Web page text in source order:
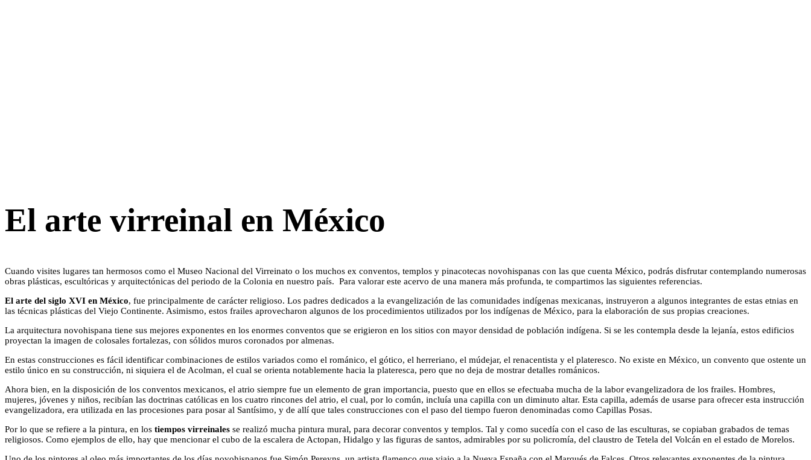
El arte virreinal en México
Cuando visites lugares tan hermosos como el Museo Nacional del Virreinato o los muchos ex conventos, templos y pinacotecas novohispanas con las que cuenta México, podrás disfrutar contemplando numerosas
obras plásticas, escultóricas y arquitectónicas del periodo de la Colonia en nuestro país. Para valorar este acervo de una manera más profunda, te compartimos las siguientes referencias.
El arte del siglo XVI en México, fue principalmente de carácter religioso. Los padres dedicados a la evangelización de las comunidades indígenas mexicanas, instruyeron a algunos integrantes de estas etnias en
las técnicas plásticas del Viejo Continente. Asimismo, estos frailes aprovecharon algunos de los procedimientos utilizados por los indígenas de México, para la elaboración de sus propias creaciones.
La arquitectura novohispana tiene sus mejores exponentes en los enormes conventos que se erigieron en los sitios con mayor densidad de población indígena. Si se les contempla desde la lejanía, estos edificios
proyectan la imagen de colosales fortalezas, con sólidos muros coronados por almenas.
En estas construcciones es fácil identificar combinaciones de estilos variados como el románico, el gótico, el herreriano, el múdejar, el renacentista y el plateresco. No existe en México, un convento que ostente un
estilo único en su construcción, ni siquiera el de Acolman, el cual se orienta notablemente hacia la plateresca, pero que no deja de mostrar detalles románicos.
Ahora bien, en la disposición de los conventos mexicanos, el atrio siempre fue un elemento de gran importancia, puesto que en ellos se efectuaba mucha de la labor evangelizadora de los frailes. Hombres,
mujeres, jóvenes y niños, recibían las doctrinas católicas en los cuatro rincones del atrio, el cual, por lo común, incluía una capilla con un diminuto altar. Esta capilla, además de usarse para ofrecer esta instrucción
evangelizadora, era utilizada en las procesiones para posar al Santísimo, y de allí que tales construcciones con el paso del tiempo fueron denominadas como Capillas Posas.
Por lo que se refiere a la pintura, en los tiempos virreinales se realizó mucha pintura mural, para decorar conventos y templos. Tal y como sucedía con el caso de las esculturas, se copiaban grabados de temas
religiosos. Como ejemplos de ello, hay que mencionar el cubo de la escalera de Actopan, Hidalgo y las figuras de santos, admirables por su policromía, del claustro de Tetela del Volcán en el estado de Morelos.